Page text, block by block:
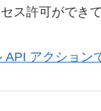
ス許可ができ
API アクション